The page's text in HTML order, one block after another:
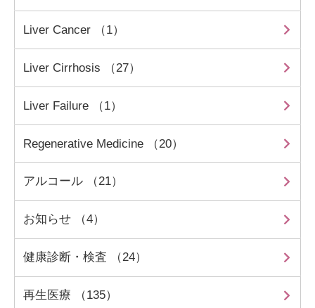
Liver Cancer （1）
Liver Cirrhosis （27）
Liver Failure （1）
Regenerative Medicine （20）
アルコール （21）
お知らせ （4）
健康診断・検査 （24）
再生医療 （135）